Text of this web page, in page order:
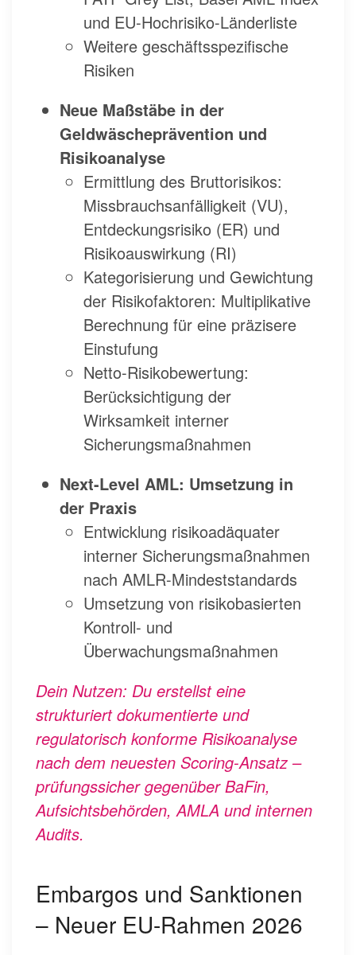
und EU-Hochrisiko-Länderliste
Weitere geschäftsspezifische
Risiken
Neue Maßstäbe in der
Geldwäscheprävention und
Risikoanalyse
Ermittlung des Bruttorisikos:
Missbrauchsanfälligkeit (VU),
Entdeckungsrisiko (ER) und
Risikoauswirkung (RI)
Kategorisierung und Gewichtung
der Risikofaktoren: Multiplikative
Berechnung für eine präzisere
Einstufung
Netto-Risikobewertung:
Berücksichtigung der
Wirksamkeit interner
Sicherungsmaßnahmen
Next-Level AML: Umsetzung in
der Praxis
Entwicklung risikoadäquater
interner Sicherungsmaßnahmen
nach AMLR-Mindeststandards
Umsetzung von risikobasierten
Kontroll- und
Überwachungsmaßnahmen
Dein Nutzen: Du erstellst eine
strukturiert dokumentierte und
regulatorisch konforme Risikoanalyse
nach dem neuesten Scoring-Ansatz –
prüfungssicher gegenüber BaFin,
Aufsichtsbehörden, AMLA und internen
Audits.
Embargos und Sanktionen
– Neuer EU-Rahmen 2026